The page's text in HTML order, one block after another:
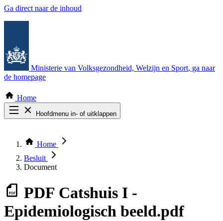
Ga direct naar de inhoud
Ministerie van Volksgezondheid, Welzijn en Sport, ga naar
de homepage
Home
Hoofdmenu in- of uitklappen
Thema COVID-19
Bekijk per bestuursorgaan
Home
Besluit
Document
PDF Catshuis I -
Epidemiologisch beeld.pdf